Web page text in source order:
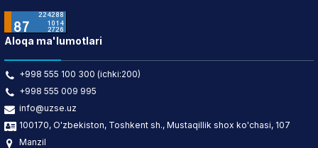
Aloqa ma'lumotlari
+998 555 100 300 (ichki:200)
+998 555 009 995
info@uzse.uz
100170, O'zbekiston, Toshkent sh., Mustaqillik shox ko'chasi, 107
Manzil